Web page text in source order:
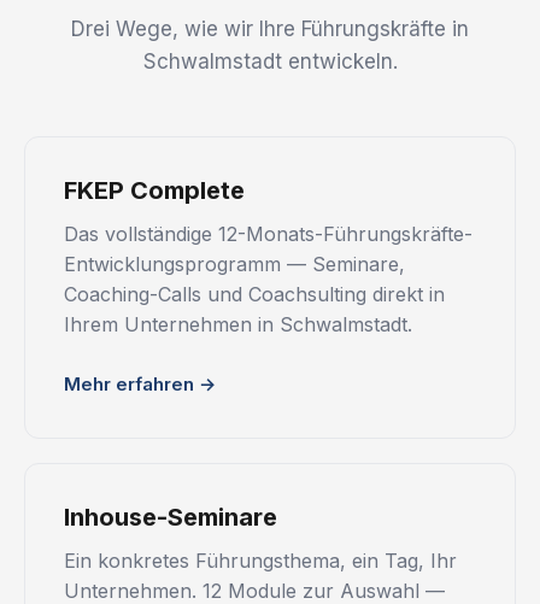
Drei Wege, wie wir Ihre Führungskräfte in
Schwalmstadt entwickeln.
FKEP Complete
Das vollständige 12-Monats-Führungskräfte-
Entwicklungsprogramm — Seminare,
Coaching-Calls und Coachsulting direkt in
Ihrem Unternehmen in Schwalmstadt.
Mehr erfahren →
Inhouse-Seminare
Ein konkretes Führungsthema, ein Tag, Ihr
Unternehmen. 12 Module zur Auswahl —